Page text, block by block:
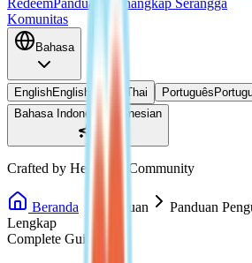
RedeemPanduan Menangkap Serangga
Komunitas
Bahasa
EnglishEnglish Thai Português
Bahasa Indonesia
Indonesian
Crafted by Heartopia Community
Beranda Panduan
Panduan
Lengkap
Complete Guide